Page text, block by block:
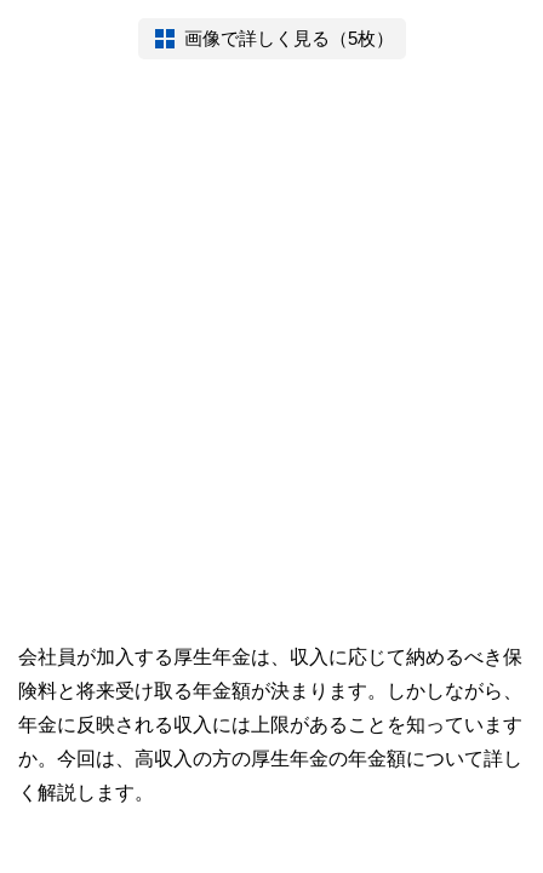
画像で詳しく見る（5枚）
会社員が加入する厚生年金は、収入に応じて納めるべき保
険料と将来受け取る年金額が決まります。しかしながら、
年金に反映される収入には上限があることを知っています
か。今回は、高収入の方の厚生年金の年金額について詳し
く解説します。